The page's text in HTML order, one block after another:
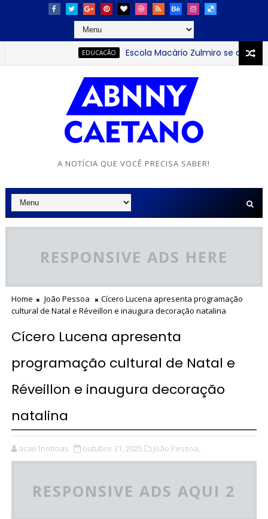
EDUCACÃO Escola Macário Zulmiro se destaca com
A NOTÍCIA QUE VOCÊ PRECISA SABER!
RESPONSIVE ADS HERE
Home João Pessoa
Cícero Lucena apresenta programação
cultural de Natal e Réveillon e inaugura decoração natalina
Cícero Lucena apresenta
programação cultural de Natal e
Réveillon e inaugura decoração
natalina
acao1noticias outubro 31, 2025 João Pessoa,
RESPONSIVE ADS AQUI 2